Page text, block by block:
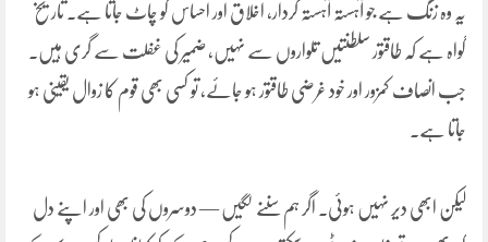
یہ وہ زنگ ہے جو آہستہ آہستہ کردار، اخلاق اور احساس کو چاٹ جاتا ہے۔ تاریخ
گواہ ہے کہ طاقتور سلطنتیں تلواروں سے نہیں، ضمیر کی غفلت سے گری ہیں۔
جب انصاف کمزور اور خود غرضی طاقتور ہو جائے، تو کسی بھی قوم کا زوال یقینی ہو
جاتا ہے۔
لیکن ابھی دیر نہیں ہوئی۔ اگر ہم سننے لگیں — دوسروں کی بھی اور اپنے دل